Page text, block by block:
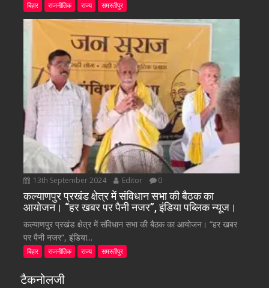
बिहार राजनीतिक राज्य समस्तीपुर
13th September 2024 Editor 0
कल्याणपुर प्रखंड क्षेत्र में संविधान सभा की बैठक का
आयोजन। “हर खबर पर पैनी नजर”, इंडिया पब्लिक न्यूज।
कल्याणपुर प्रखंड क्षेत्र में संविधान सभा की बैठक का आयोजन। “हर खबर
पर पैनी नजर”, इंडिया...
बिहार राजनीतिक राज्य समस्तीपुर
टैकनोलजी